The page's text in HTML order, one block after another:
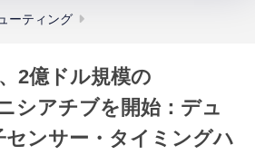
ーティング
2億ドル規模の
シアチブを開始：デュ
センサー・タイミングハ